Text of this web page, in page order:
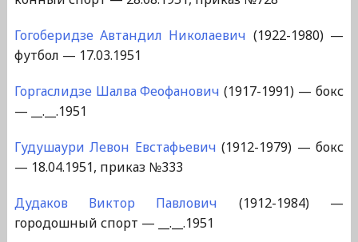
Гогоберидзе Автандил Николаевич (1922-1980) —
футбол — 17.03.1951
Горгаслидзе Шалва Феофанович (1917-1991) — бокс
— __.__.1951
Гудушаури Левон Евстафьевич (1912-1979) — бокс
— 18.04.1951, приказ №333
Дудаков Виктор Павлович (1912-1984) —
городошный спорт — __.__.1951